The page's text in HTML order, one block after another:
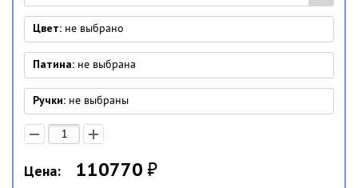
Цвет: не выбрано
Патина: не выбрана
Ручки: не выбраны
Цена: 110770₽